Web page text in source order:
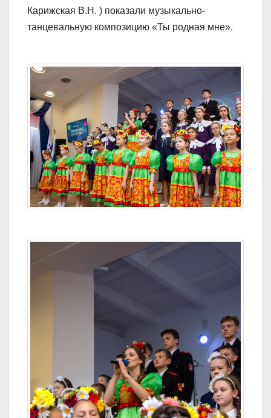
Карижская В.Н. ) показали музыкально-
танцевальную композицию «Ты родная мне».